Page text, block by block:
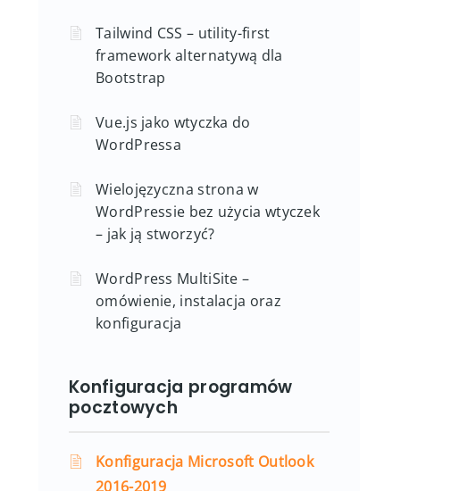
Tailwind CSS – utility-first
framework alternatywą dla
Bootstrap
Vue.js jako wtyczka do
WordPressa
Wielojęzyczna strona w
WordPressie bez użycia wtyczek
– jak ją stworzyć?
WordPress MultiSite –
omówienie, instalacja oraz
konfiguracja
Konfiguracja programów
pocztowych
Konfiguracja Microsoft Outlook
2016-2019